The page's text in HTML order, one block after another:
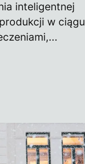
inteligentnej
w ciągu